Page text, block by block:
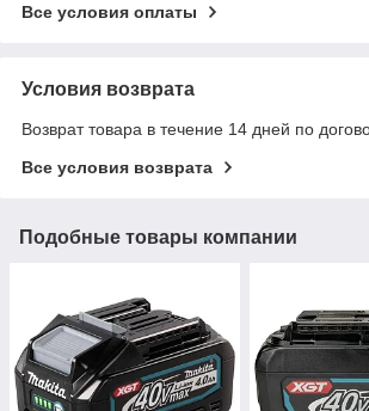
Все условия оплаты
Условия возврата
Возврат товара в течение 14 дней по
Все условия возврата
Подобные товары компании